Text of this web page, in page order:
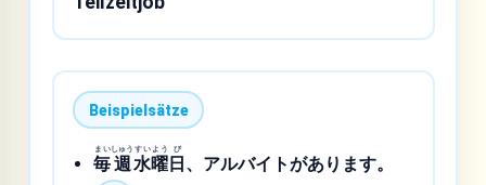
Beispielsätze
毎
まい
週
しゅう
水
すい
曜
よう
日
び
、アルバイトがあります。